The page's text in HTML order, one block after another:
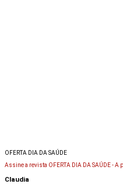
OFERTA DIA DA SAÚDE
Assine a revista OFERTA DIA DA SAÚDE -A
Claudia